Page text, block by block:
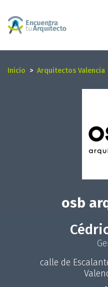
Inicio Arquitectos Valencia
osb
calle de